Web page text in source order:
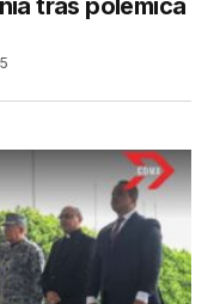
tras polémica